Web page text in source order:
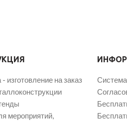
изготовление на заказ
мероприятий,